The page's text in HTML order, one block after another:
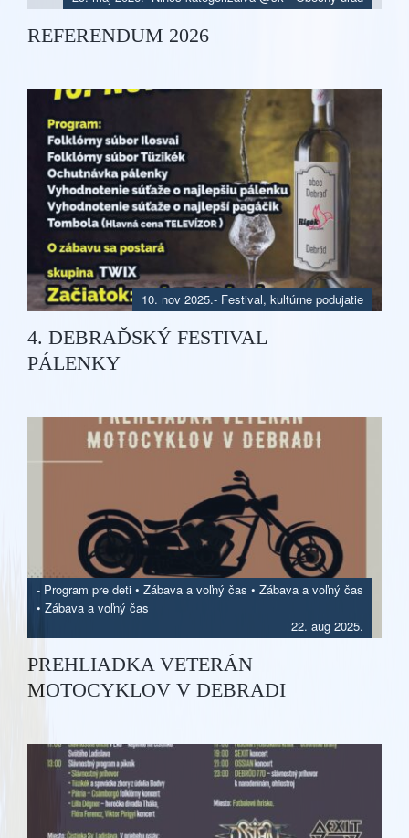
REFERENDUM 2026
- Festival, kultúrne podujatie
10. nov 2025.
4. DEBRAĎSKÝ FESTIVAL
PÁLENKY
- Program pre deti • Zábava a voľný čas • Zábava a voľný čas
• Zábava a voľný čas
22. aug 2025.
PREHLIADKA VETERÁN
MOTOCYKLOV V DEBRADI